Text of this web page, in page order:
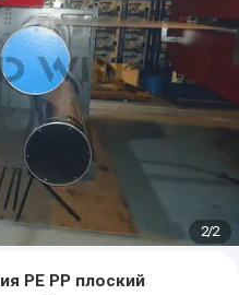
2/2
PE PP плоский